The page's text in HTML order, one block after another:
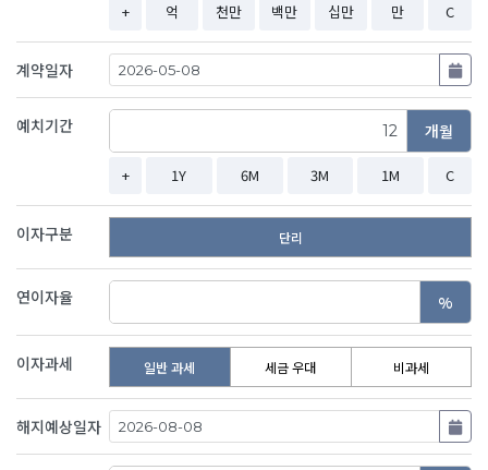
+ 억 천만 백만 십만 만 C
계약일자
예치기간 개월
+ 1Y 6M 3M 1M C
이자구분 단리
연이자율 %
이자과세 일반 과세 세금 우대 비과세
해지예상일자